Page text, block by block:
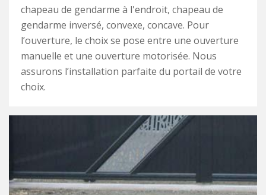
chapeau de gendarme à l'endroit, chapeau de
gendarme inversé, convexe, concave. Pour
l’ouverture, le choix se pose entre une ouverture
manuelle et une ouverture motorisée. Nous
assurons l’installation parfaite du portail de votre
choix.